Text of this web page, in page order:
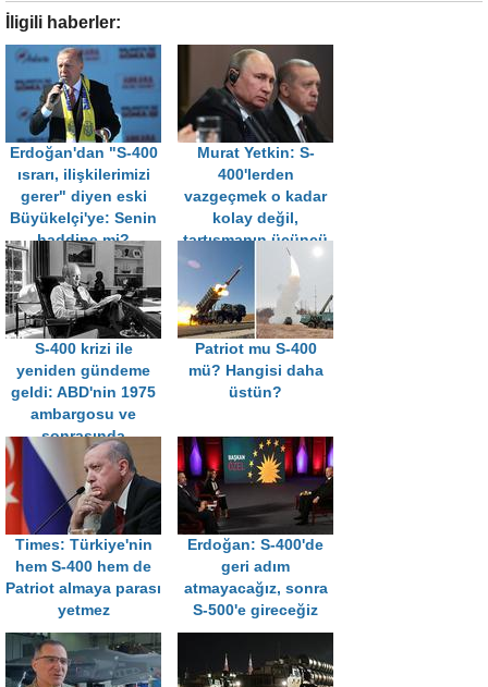
İligili haberler:
Erdoğan'dan "S-400
ısrarı, ilişkilerimizi
gerer" diyen eski
Büyükelçi'ye: Senin
haddine mi?
Murat Yetkin: S-
400'lerden
vazgeçmek o kadar
kolay değil,
tartışmanın üçüncü
tarafı Putin
S-400 krizi ile
yeniden gündeme
geldi: ABD'nin 1975
ambargosu ve
sonrasında
yaşananlar
Patriot mu S-400
mü? Hangisi daha
üstün?
Times: Türkiye'nin
hem S-400 hem de
Patriot almaya parası
yetmez
Erdoğan: S-400'de
geri adım
atmayacağız, sonra
S-500'e gireceğiz